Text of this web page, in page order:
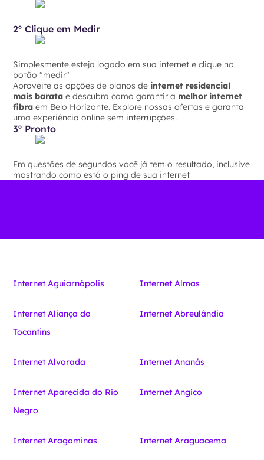
2º Clique em Medir
Simplesmente esteja logado em sua internet e clique no
botão "medir"
Aproveite as opções de planos de internet residencial
mais barata e descubra como garantir a melhor internet
fibra em Belo Horizonte. Explore nossas ofertas e garanta
uma experiência online sem interrupções.
3º Pronto
Em questões de segundos você já tem o resultado, inclusive
mostrando como está o ping de sua internet
Internet Aguiarnópolis Internet Almas
Internet Aliança do
Tocantins
Internet Abreulândia
Internet Alvorada Internet Ananás
Internet Aparecida do Rio
Negro
Internet Angico
Internet Aragominas Internet Araguacema